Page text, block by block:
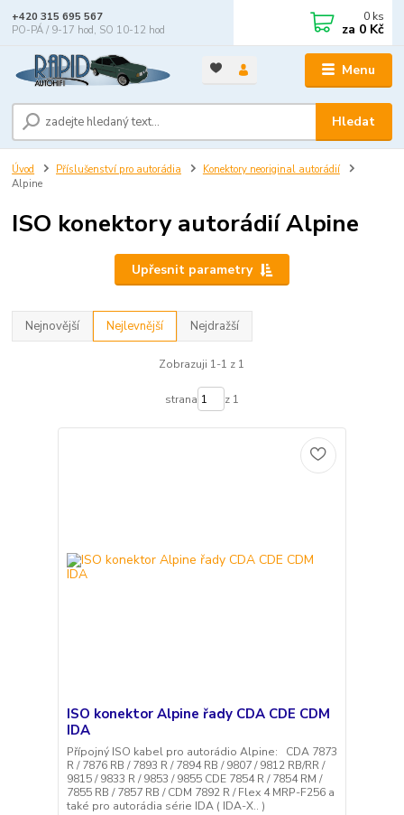
Menu
Hledat
+420 315 695 567
PO-PÁ / 9-17 hod, SO 10-12 hod
0 ks
za 0 Kč
Úvod Příslušenství pro autorádia
Konektory neoriginal autorádií
Alpine
ISO konektory autorádií Alpine
Upřesnit parametry
Nejnovější Nejlevnější Nejdražší
Zobrazuji 1-1 z 1
strana z 1
ISO konektor Alpine řady CDA CDE CDM
IDA
Přípojný ISO kabel pro autorádio Alpine: CDA 7873
R / 7876 RB / 7893 R / 7894 RB / 9807 / 9812 RB/RR /
9815 / 9833 R / 9853 / 9855 CDE 7854 R / 7854 RM /
7855 RB / 7857 RB / CDM 7892 R / Flex 4 MRP-F256 a
také pro autorádia série IDA ( IDA-X.. )